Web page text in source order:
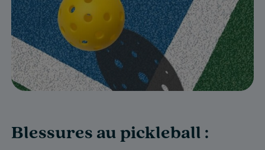
Blessures au pickleball :